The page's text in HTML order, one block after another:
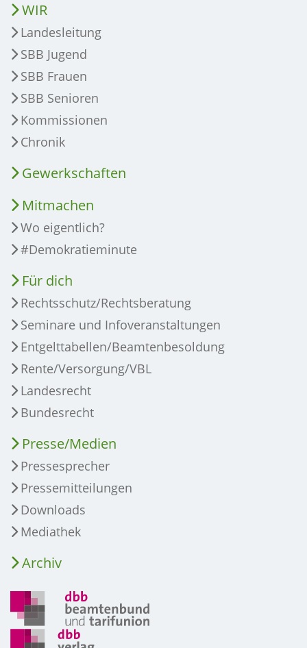
WIR
Landesleitung
SBB Jugend
SBB Frauen
SBB Senioren
Kommissionen
Chronik
Gewerkschaften
Mitmachen
Wo eigentlich?
#Demokratieminute
Für dich
Rechtsschutz/Rechtsberatung
Seminare und Infoveranstaltungen
Entgelttabellen/Beamtenbesoldung
Rente/Versorgung/VBL
Landesrecht
Bundesrecht
Presse/Medien
Pressesprecher
Pressemitteilungen
Downloads
Mediathek
Archiv